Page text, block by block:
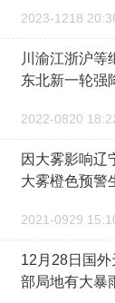
2023-1218
川渝江浙沪等
东北新一轮强
2022-0820
因大雾影响辽
大雾橙色预警
2021-0929
12月28日国
部局地有大暴